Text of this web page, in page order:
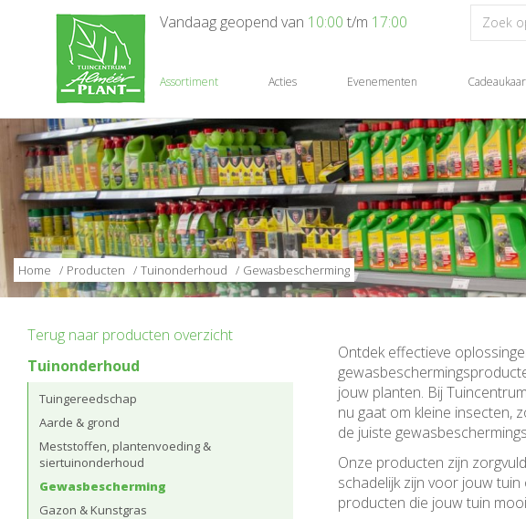
Home Producten Tuinonderhoud Gewasbescherming
Vandaag geopend van 10:00 t/m 17:00
Assortiment Acties Evenementen
Ontdek effectieve
jouw planten. Bij
nu gaat om kleine insecten,
de juiste
Onze producten zijn
schadelijk zijn voor jouw
producten die jouw tuin
Terug naar producten overzicht
Tuinonderhoud
Tuingereedschap
Aarde & grond
Meststoffen, plantenvoeding &
siertuinonderhoud
Gewasbescherming
Gazon & Kunstgras